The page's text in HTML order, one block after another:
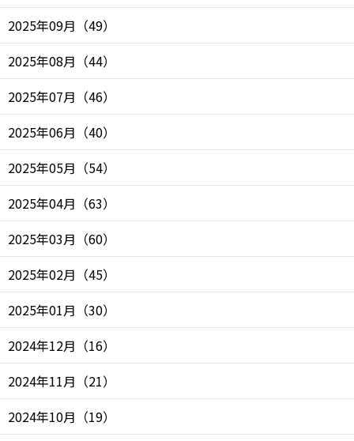
2025年09月 （49）
2025年08月 （44）
2025年07月 （46）
2025年06月 （40）
2025年05月 （54）
2025年04月 （63）
2025年03月 （60）
2025年02月 （45）
2025年01月 （30）
2024年12月 （16）
2024年11月 （21）
2024年10月 （19）